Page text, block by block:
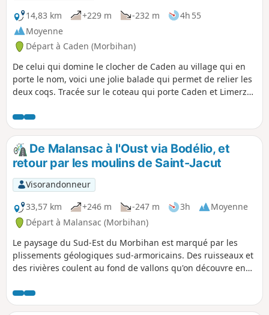
14,83 km
+229 m -232 m
4h 55
Moyenne
Départ à Caden (Morbihan)
De celui qui domine le clocher de Caden au village qui en
porte le nom, voici une jolie balade qui permet de relier les
deux coqs. Tracée sur le coteau qui porte Caden et Limerzel,
ou suivant les différents vallons qui coupent ce relief. Selon
une information récente, ce circuit serait celui du Grand Val
que propose la commune de Caden.
De Malansac à l'Oust via Bodélio, et
retour par les moulins de Saint-Jacut
Visorandonneur
33,57 km
+246 m -247 m 3h
Moyenne
Départ à Malansac (Morbihan)
Le paysage du Sud-Est du Morbihan est marqué par les
plissements géologiques sud-armoricains. Des ruisseaux et
des rivières coulent au fond de vallons qu'on découvre en
proposé permet de sillonner ce paysage par de petites
routes discrètes, en faisant étape dans quelques lieux